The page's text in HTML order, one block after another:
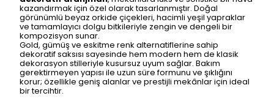
kazandırmak için özel olarak tasarlanmıştır. Doğal
görünümlü beyaz orkide çiçekleri, hacimli yeşil yapraklar
ve tamamlayıcı dolgu bitkileriyle zengin ve dengeli bir
kompozisyon sunar.
Gold, gümüş ve eskitme renk alternatiflerine sahip
dekoratif saksısı sayesinde hem modern hem de klasik
dekorasyon stilleriyle kusursuz uyum sağlar. Bakım
gerektirmeyen yapısı ile uzun süre formunu ve şıklığını
korur; özellikle geniş alanlar ve prestijli mekânlar için ideal
bir tercihtir.